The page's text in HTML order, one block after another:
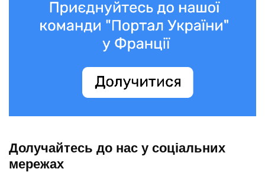
Долучайтесь до нас у соціальних
мережах